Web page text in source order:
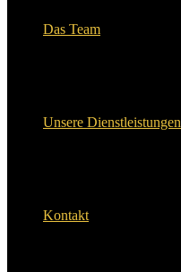
Das Team
Unsere Dienstleistungen
Kontakt